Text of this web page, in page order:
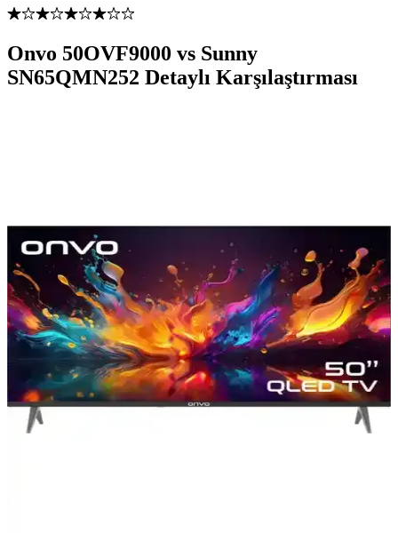
Onvo 50OVF9000 vs Sunny
SN65QMN252 Detaylı Karşılaştırması